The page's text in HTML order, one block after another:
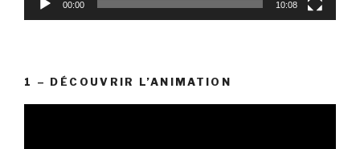
00:00 10:08
1 – DÉCOUVRIR L’ANIMATION